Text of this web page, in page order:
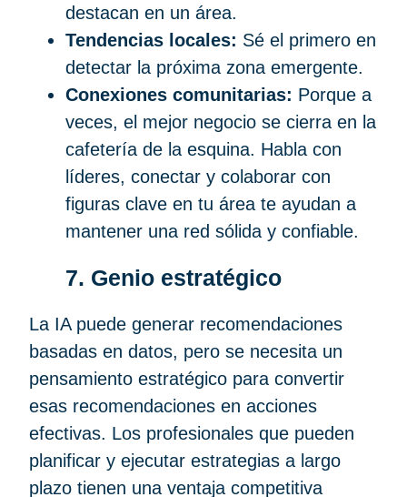
destacan en un área.
Tendencias locales: Sé el primero en
detectar la próxima zona emergente.
Conexiones comunitarias: Porque a
veces, el mejor negocio se cierra en la
cafetería de la esquina. Habla con
líderes, conectar y colaborar con
figuras clave en tu área te ayudan a
mantener una red sólida y confiable.
7. Genio estratégico
La IA puede generar recomendaciones
basadas en datos, pero se necesita un
pensamiento estratégico para convertir
esas recomendaciones en acciones
efectivas. Los profesionales que pueden
planificar y ejecutar estrategias a largo
plazo tienen una ventaja competitiva